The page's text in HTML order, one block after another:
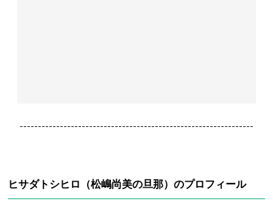
----------------------------------------------------------------
ヒサダトシヒロ（松嶋尚美の旦那）のプロフィール